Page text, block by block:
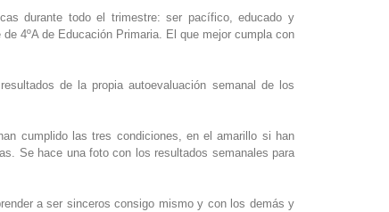
durante todo el trimestre: ser pacífico, educado y
4ºA de Educación Primaria. El que mejor cumpla con
de la propia autoevaluación semanal de los
cumplido las tres condiciones, en el amarillo si han
Se hace una foto con los resultados semanales para
a ser sinceros consigo mismo y con los demás y